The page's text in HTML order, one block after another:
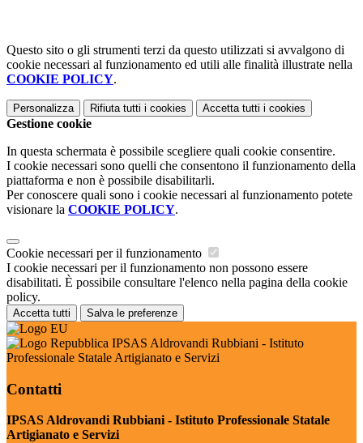
Questo sito o gli strumenti terzi da questo utilizzati si avvalgono di
cookie necessari al funzionamento ed utili alle finalità illustrate nella
COOKIE POLICY.
Personalizza Rifiuta tutti i cookies Accetta tutti i cookies
Gestione cookie
In questa schermata è possibile scegliere quali cookie consentire.
I cookie necessari sono quelli che consentono il funzionamento della
piattaforma e non è possibile disabilitarli.
Per conoscere quali sono i cookie necessari al funzionamento potete
visionare la COOKIE POLICY.
Cookie necessari per il funzionamento
I cookie necessari per il funzionamento non possono essere
disabilitati. È possibile consultare l'elenco nella pagina della cookie
policy.
Accetta tutti Salva le preferenze
IPSAS Aldrovandi Rubbiani - Istituto
Professionale Statale Artigianato e Servizi
Contatti
IPSAS Aldrovandi Rubbiani - Istituto Professionale Statale
Artigianato e Servizi